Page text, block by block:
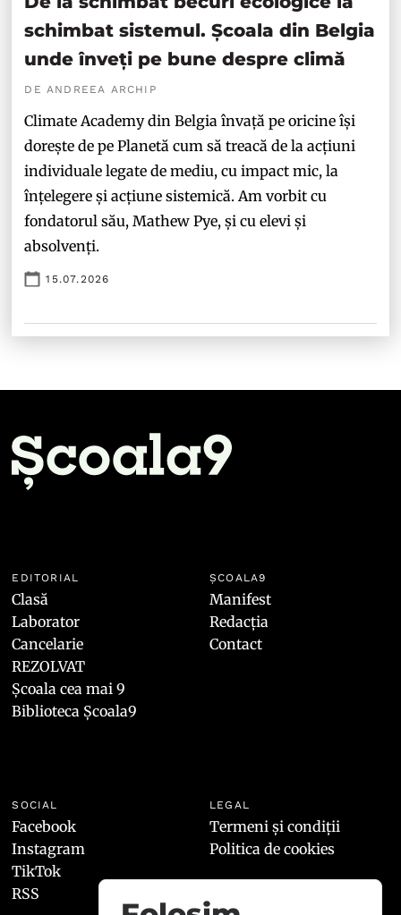
schimbat sistemul. Școala din Belgia
unde înveți pe bune despre climă
DE ANDREEA ARCHIP
Climate Academy din Belgia învață pe oricine își
dorește de pe Planetă cum să treacă de la acțiuni
individuale legate de mediu, cu impact mic, la
înțelegere și acțiune sistemică. Am vorbit cu
fondatorul său, Mathew Pye, și cu elevi și
absolvenți.
15.07.2026
EDITORIAL
Clasă
Laborator
Cancelarie
REZOLVAT
Școala cea mai 9
Biblioteca Școala9
ȘCOALA9
Manifest
Redacția
Contact
SOCIAL
Facebook
Instagram
TikTok
RSS
LEGAL
Termeni și condiții
Politica de cookies